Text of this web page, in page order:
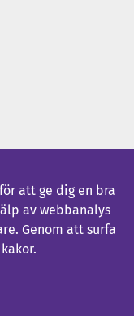
att ge dig en bra
av webbanalys
Genom att surfa